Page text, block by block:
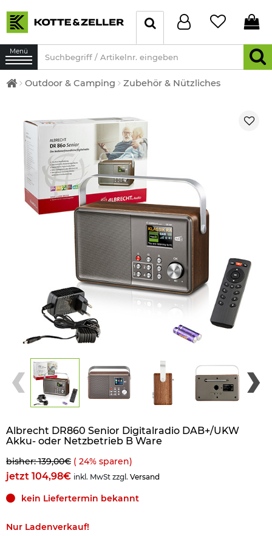
Menü
Outdoor & Camping Zubehör & Nützliches
Albrecht DR860 Senior Digitalradio DAB+/UKW
Akku- oder Netzbetrieb B Ware
bisher: 139,00€ ( 24% sparen)
jetzt 104,98€ inkl. MwSt zzgl. Versand
kein Liefertermin bekannt
Nur Ladenverkauf!